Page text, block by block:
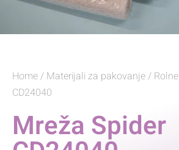
Home/ Materijali za pakovanje/ Rolne
CD24040
Mreža Spider